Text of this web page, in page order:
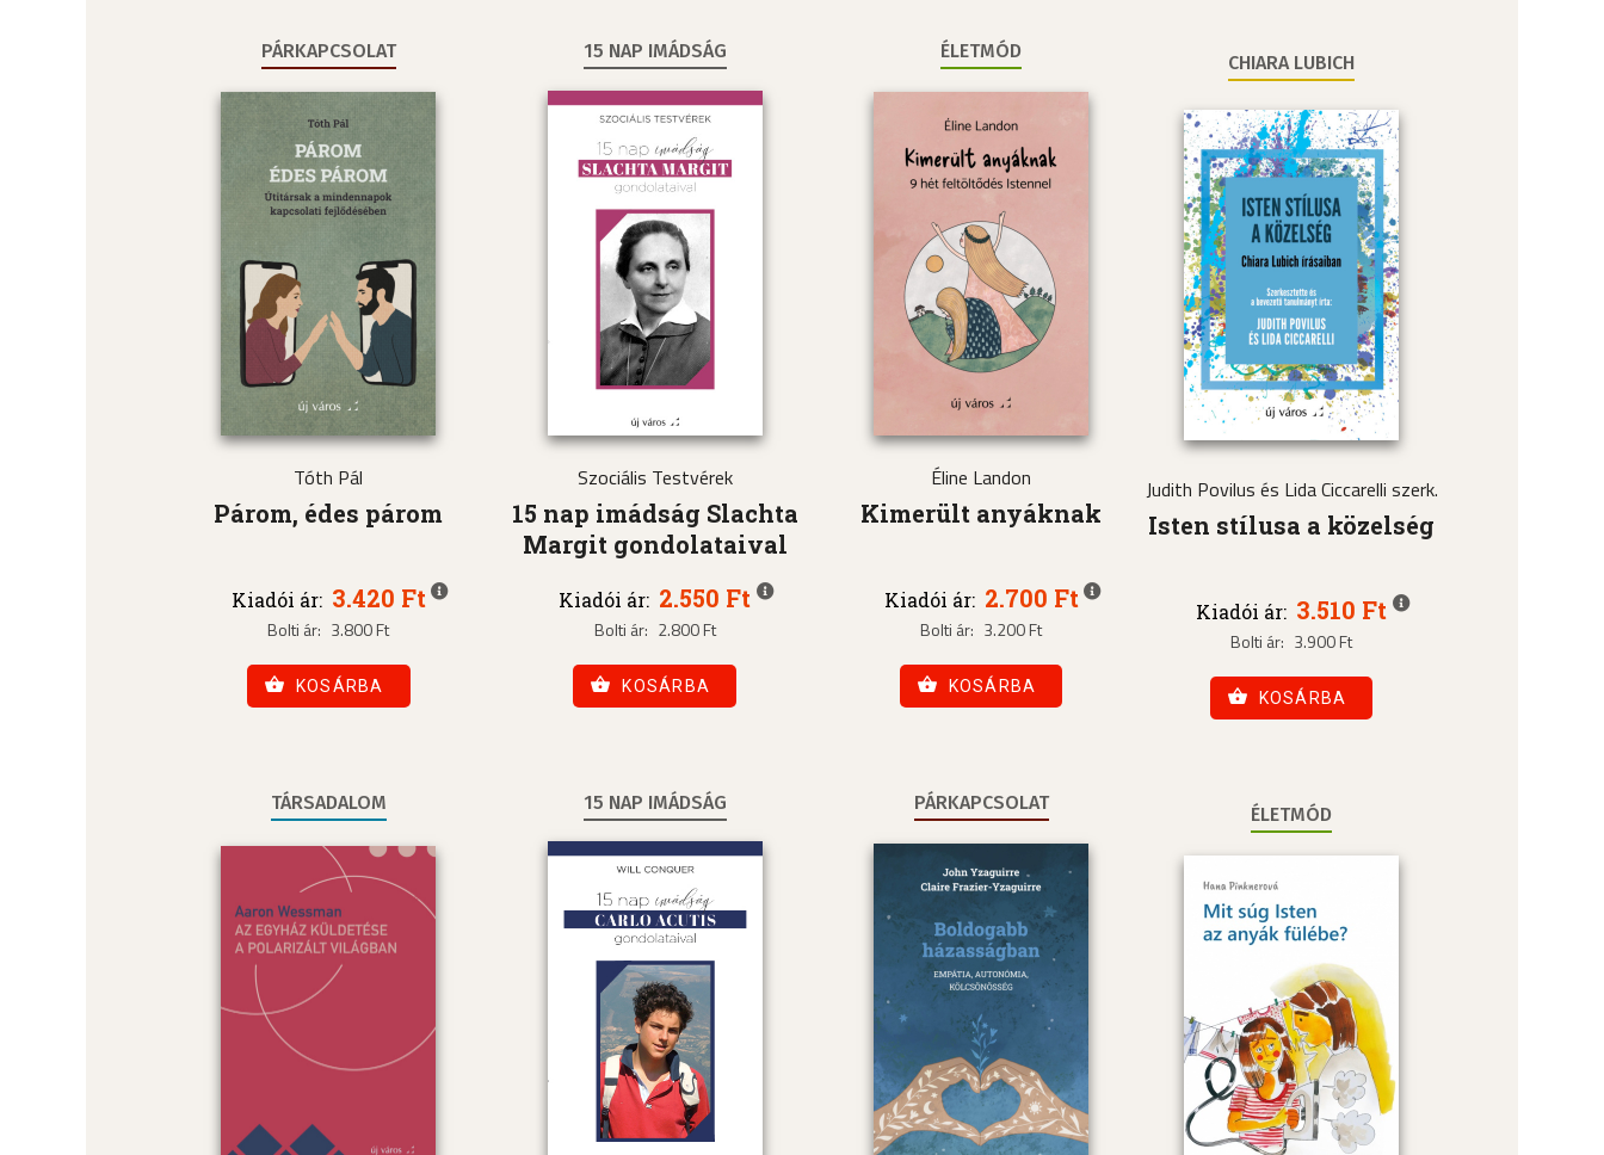
PÁRKAPCSOLAT
Tóth Pál
Párom, édes párom
Kiadói ár: 3.420 Ft
Bolti ár: 3.800 Ft
KOSÁRBA
15 NAP IMÁDSÁG
Szociális Testvérek
15 nap imádság Slachta
Margit gondolataival
Kiadói ár: 2.550 Ft
Bolti ár: 2.800 Ft
KOSÁRBA
ÉLETMÓD
Éline Landon
Kimerült anyáknak
Kiadói ár: 2.700 Ft
Bolti ár: 3.200 Ft
KOSÁRBA
CHIARA LUBICH
Judith Povilus és Lida Ciccarelli szerk.
Isten stílusa a közelség
Kiadói ár: 3.510 Ft
Bolti ár: 3.900 Ft
KOSÁRBA
TÁRSADALOM 15 NAP IMÁDSÁG PÁRKAPCSOLAT
ÉLETMÓD